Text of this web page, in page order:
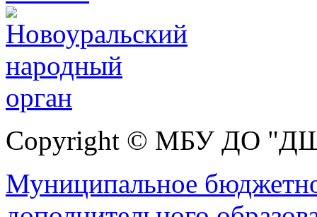
Copyright © МБУ ДО
Муниципальное